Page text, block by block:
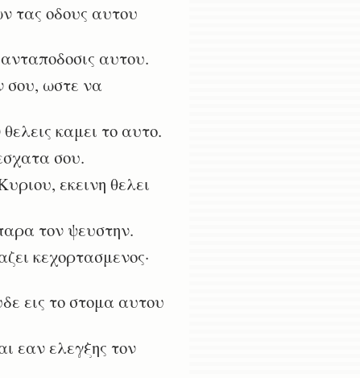
τας οδους αυτου
αυτου.
σου, ωστε να
καμει το αυτο.
σου.
εκεινη θελει
τον ψευστην.
κεχορτασμενος·
εις το στομα αυτου
εαν ελεγξης τον